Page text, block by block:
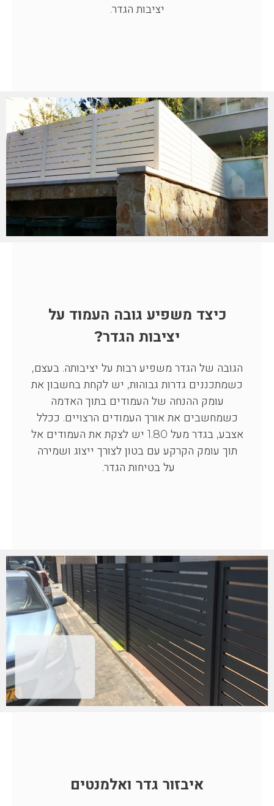
יציבות הגדר.
כיצד משפיע גובה העמוד על
יציבות הגדר?
הגובה של הגדר משפיע רבות על יציבותה. בעצם,
כשמתכננים גדרות גבוהות, יש לקחת בחשבון את
עומק ההנחה של העמודים בתוך האדמה
כשמחשבים את אורך העמודים הרצויים. ככלל
אצבע, בגדר מעל 1.80 יש לצקת את העמודים אל
תוך עומק הקרקע עם בטון לצורך ייצוג ושמירה
על בטיחות הגדר.
איבזור גדר ואלמנטים